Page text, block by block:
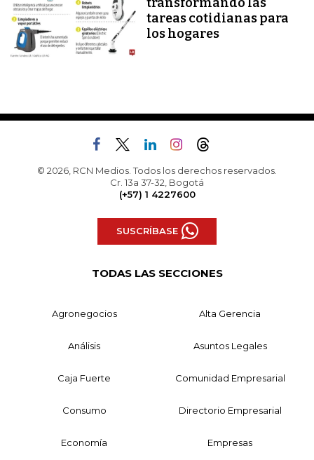
transformando las
tareas cotidianas para
los hogares
© 2026, RCN Medios. Todos los derechos reservados.
Cr. 13a 37-32, Bogotá
(+57) 1 4227600
SUSCRÍBASE
TODAS LAS SECCIONES
Agronegocios Alta Gerencia
Análisis Asuntos Legales
Caja Fuerte Comunidad Empresarial
Consumo Directorio Empresarial
Economía Empresas